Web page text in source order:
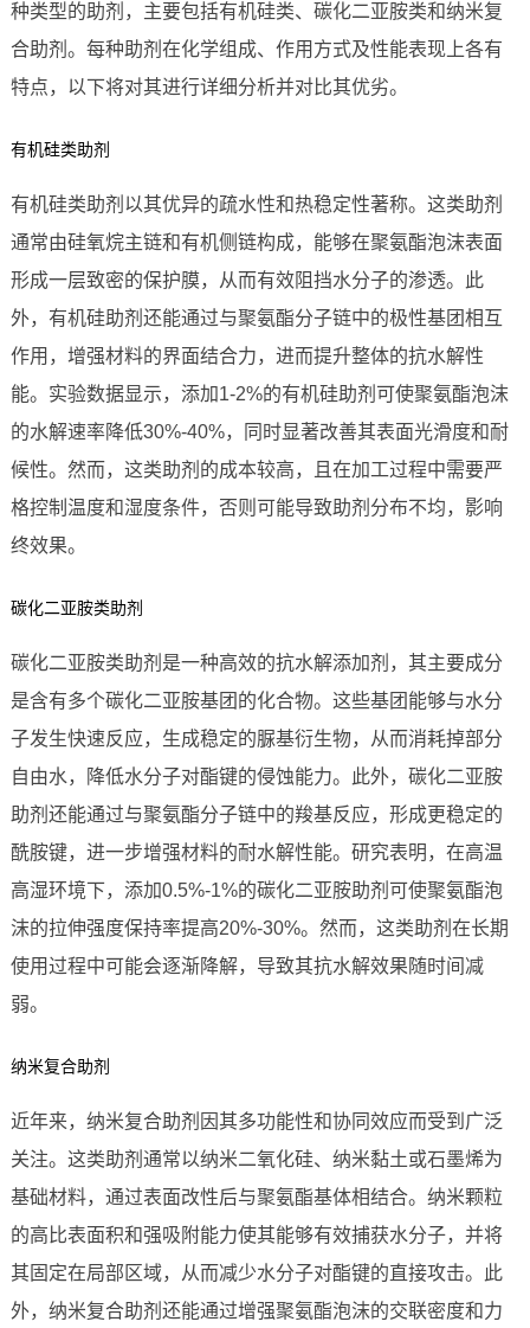
种类型的助剂，主要包括有机硅类、碳化二亚胺类和纳米复
合助剂。每种助剂在化学组成、作用方式及性能表现上各有
特点，以下将对其进行详细分析并对比其优劣。
有机硅类助剂
有机硅类助剂以其优异的疏水性和热稳定性著称。这类助剂
通常由硅氧烷主链和有机侧链构成，能够在聚氨酯泡沫表面
形成一层致密的保护膜，从而有效阻挡水分子的渗透。此
外，有机硅助剂还能通过与聚氨酯分子链中的极性基团相互
作用，增强材料的界面结合力，进而提升整体的抗水解性
能。实验数据显示，添加1-2%的有机硅助剂可使聚氨酯泡沫
的水解速率降低30%-40%，同时显著改善其表面光滑度和耐
候性。然而，这类助剂的成本较高，且在加工过程中需要严
格控制温度和湿度条件，否则可能导致助剂分布不均，影响
终效果。
碳化二亚胺类助剂
碳化二亚胺类助剂是一种高效的抗水解添加剂，其主要成分
是含有多个碳化二亚胺基团的化合物。这些基团能够与水分
子发生快速反应，生成稳定的脲基衍生物，从而消耗掉部分
自由水，降低水分子对酯键的侵蚀能力。此外，碳化二亚胺
助剂还能通过与聚氨酯分子链中的羧基反应，形成更稳定的
酰胺键，进一步增强材料的耐水解性能。研究表明，在高温
高湿环境下，添加0.5%-1%的碳化二亚胺助剂可使聚氨酯泡
沫的拉伸强度保持率提高20%-30%。然而，这类助剂在长期
使用过程中可能会逐渐降解，导致其抗水解效果随时间减
弱。
纳米复合助剂
近年来，纳米复合助剂因其多功能性和协同效应而受到广泛
关注。这类助剂通常以纳米二氧化硅、纳米黏土或石墨烯为
基础材料，通过表面改性后与聚氨酯基体相结合。纳米颗粒
的高比表面积和强吸附能力使其能够有效捕获水分子，并将
其固定在局部区域，从而减少水分子对酯键的直接攻击。此
外，纳米复合助剂还能通过增强聚氨酯泡沫的交联密度和力